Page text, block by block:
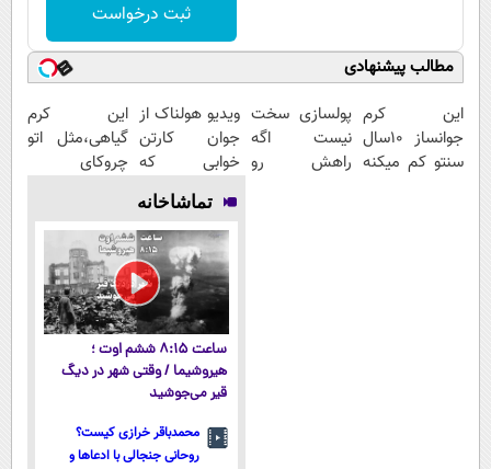
ثبت درخواست
مطالب پیشنهادی
این کرم
جوانساز 10سال
سنتو کم میکنه
پولسازی سخت
نیست اگه
راهش رو
ویدیو هولناک از
جوان کارتن
خوابی که
میلیاردر شد.
آموزش رایگان
این کرم
گیاهی،مثل اتو
چروکای
تماشاخانه
ساعت ۸:۱۵ ششم اوت ؛
هیروشیما / وقتی شهر در دیگ
قیر می‌جوشید
محمدباقر خرازی کیست؟
روحانی جنجالی با ادعاها و